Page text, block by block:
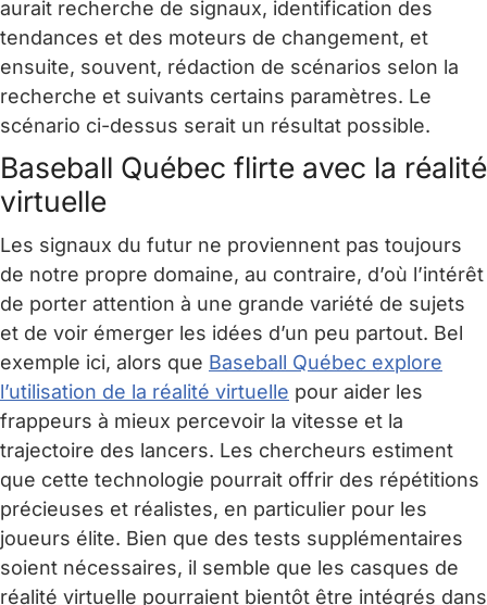
aurait recherche de signaux, identification des
tendances et des moteurs de changement, et
ensuite, souvent, rédaction de scénarios selon la
recherche et suivants certains paramètres. Le
scénario ci-dessus serait un résultat possible.
Baseball Québec flirte avec la réalité
virtuelle
Les signaux du futur ne proviennent pas toujours
de notre propre domaine, au contraire, d’où l’intérêt
de porter attention à une grande variété de sujets
et de voir émerger les idées d’un peu partout. Bel
exemple ici, alors que Baseball Québec explore
l’utilisation de la réalité virtuelle pour aider les
frappeurs à mieux percevoir la vitesse et la
trajectoire des lancers. Les chercheurs estiment
que cette technologie pourrait offrir des répétitions
précieuses et réalistes, en particulier pour les
joueurs élite. Bien que des tests supplémentaires
soient nécessaires, il semble que les casques de
réalité virtuelle pourraient bientôt être intégrés dans